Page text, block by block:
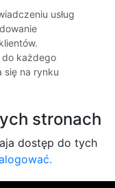
usług
do każdego
się na rynku
stronach
dostęp do tych